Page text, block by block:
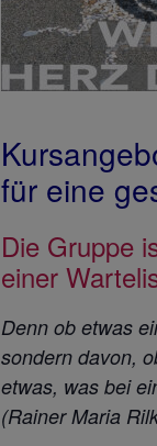
für eine
Die Gruppe
einer
Denn ob etwas
sondern davon,
etwas, was bei
(Rainer Maria